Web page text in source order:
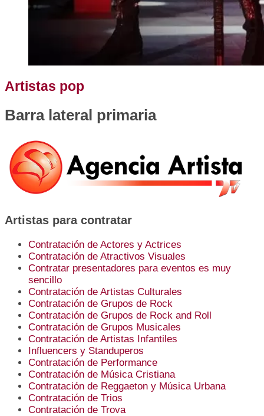
Artistas pop
Barra lateral primaria
Artistas para contratar
Contratación de Actores y Actrices
Contratación de Atractivos Visuales
Contratar presentadores para eventos es muy
sencillo
Contratación de Artistas Culturales
Contratación de Grupos de Rock
Contratación de Grupos de Rock and Roll
Contratación de Grupos Musicales
Contratación de Artistas Infantiles
Influencers y Standuperos
Contratación de Performance
Contratación de Música Cristiana
Contratación de Reggaeton y Música Urbana
Contratación de Trios
Contratación de Trova